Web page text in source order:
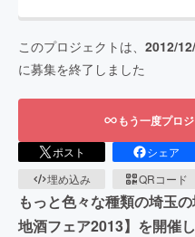
このプロジェクトは、 2012/
に募集を終了しました
もう一度プロ
ポスト シェア
埋め込み
QRコード
もっと色々な種類の埼玉
地酒フェア2013】を開催